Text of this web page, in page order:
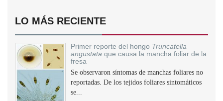
LO MÁS RECIENTE
Primer reporte del hongo Truncatella
angustata que causa la mancha foliar de la
fresa
Se observaron síntomas de manchas foliares no
reportadas. De los tejidos foliares sintomáticos
se...